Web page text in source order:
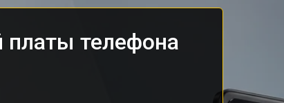
платы телефона